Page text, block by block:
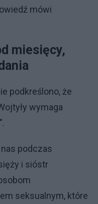
mówi
miesięcy,
podkreślono, że
wymaga
podczas
i sióstr
seksualnym, które